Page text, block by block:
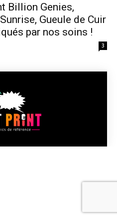
Billion Genies,
Gueule de Cuir
par nos soins !
3